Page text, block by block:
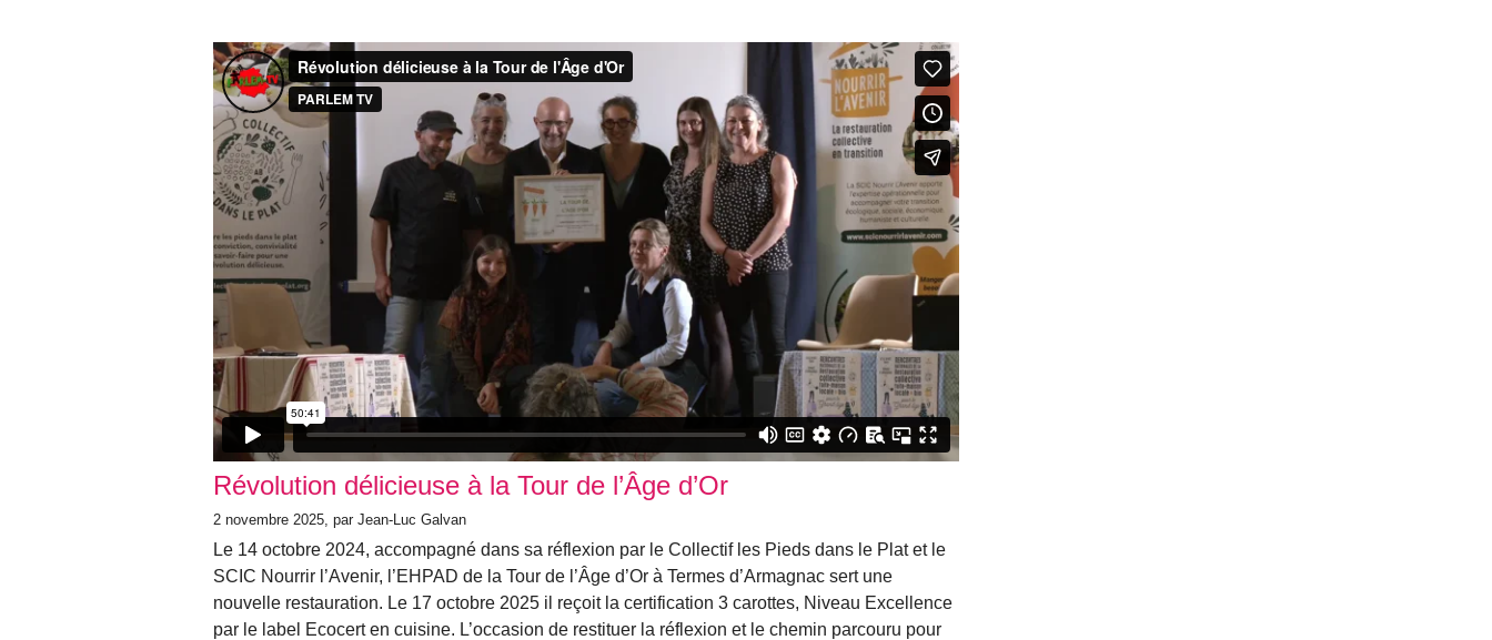
Révolution délicieuse à la Tour de l’Âge d’Or
2 novembre 2025, par Jean-Luc Galvan
Le 14 octobre 2024, accompagné dans sa réflexion par le Collectif les Pieds dans le Plat et le
SCIC Nourrir l’Avenir, l’EHPAD de la Tour de l’Âge d’Or à Termes d’Armagnac sert une
nouvelle restauration. Le 17 octobre 2025 il reçoit la certification 3 carottes, Niveau Excellence
par le label Ecocert en cuisine. L’occasion de restituer la réflexion et le chemin parcouru pour